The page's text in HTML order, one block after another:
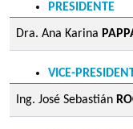
PRESIDENTE
Dra. Ana Karina
VICE-
Ing. José Sebastián